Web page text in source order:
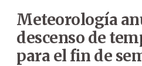
Meteorología
descenso de
para el fin de